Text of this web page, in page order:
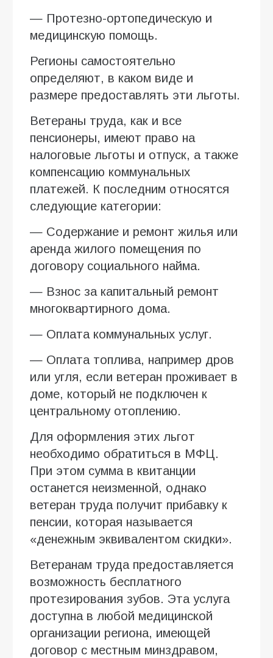
— Протезно-ортопедическую и
медицинскую помощь.
Регионы самостоятельно
определяют, в каком виде и
размере предоставлять эти льготы.
Ветераны труда, как и все
пенсионеры, имеют право на
налоговые льготы и отпуск, а также
компенсацию коммунальных
платежей. К последним относятся
следующие категории:
— Содержание и ремонт жилья или
аренда жилого помещения по
договору социального найма.
— Взнос за капитальный ремонт
многоквартирного дома.
— Оплата коммунальных услуг.
— Оплата топлива, например дров
или угля, если ветеран проживает в
доме, который не подключен к
центральному отоплению.
Для оформления этих льгот
необходимо обратиться в МФЦ.
При этом сумма в квитанции
останется неизменной, однако
ветеран труда получит прибавку к
пенсии, которая называется
«денежным эквивалентом скидки».
Ветеранам труда предоставляется
возможность бесплатного
протезирования зубов. Эта услуга
доступна в любой медицинской
организации региона, имеющей
договор с местным минздравом,